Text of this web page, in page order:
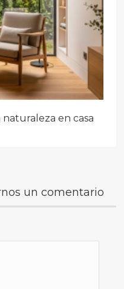
en casa
un comentario